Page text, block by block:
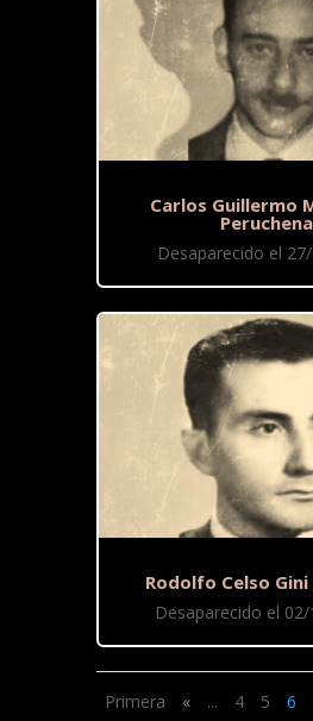
Carlos Guillermo
Peruchena
Desaparecido el
Rodolfo Celso
Desaparecido el
Primera « ... 4 5 6